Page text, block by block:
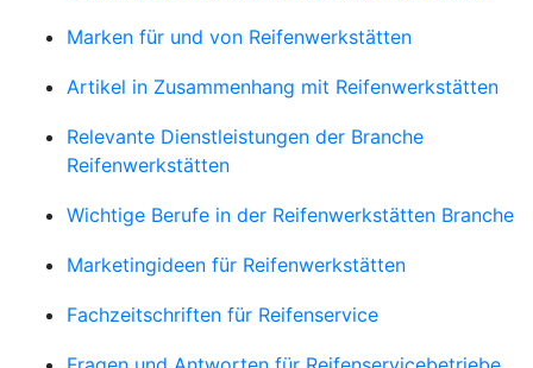
Marken für und von Reifenwerkstätten
Artikel in Zusammenhang mit Reifenwerkstätten
Relevante Dienstleistungen der Branche
Reifenwerkstätten
Wichtige Berufe in der Reifenwerkstätten Branche
Marketingideen für Reifenwerkstätten
Fachzeitschriften für Reifenservice